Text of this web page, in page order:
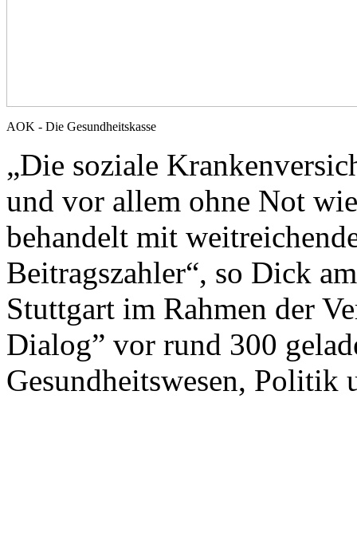
AOK - Die Gesundheitskasse
„Die soziale
und vor allem ohne Not
behandelt mit
Beitragszahler“, so Dick
Stuttgart im Rahmen der
Dialog” vor rund 300
Gesundheitswesen, Politik